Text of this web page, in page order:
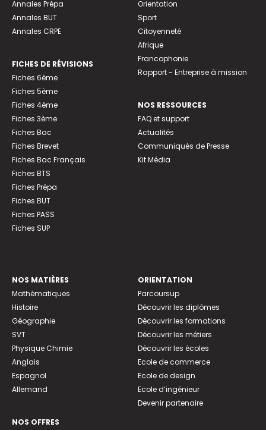
Annales Prépa
Annales BUT
Annales CRPE
FICHES DE RÉVISIONS
Fiches 6ème
Fiches 5ème
Fiches 4ème
Fiches 3ème
Fiches Bac
Fiches Brevet
Fiches Bac Français
Fiches BTS
Fiches Prépa
Fiches BUT
Fiches PASS
Fiches SUP
Orientation
Sport
Citoyenneté
Afrique
Francophonie
Rapport - Entreprise à mission
NOS RESSOURCES
FAQ et support
Actualités
Communiqués de Presse
Kit Média
NOS MATIÈRES
Mathématiques
Histoire
Géographie
SVT
Physique Chimie
Anglais
Espagnol
Allemand
NOS OFFRES
ORIENTATION
Parcoursup
Découvrir les diplômes
Découvrir les formations
Découvrir les métiers
Découvrir les écoles
Ecole de commerce
Ecole de design
Ecole d’ingénieur
Devenir partenaire